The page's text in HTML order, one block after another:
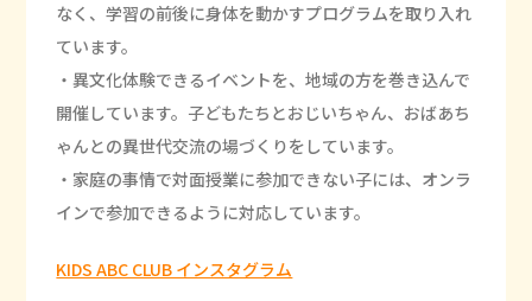
なく、学習の前後に身体を動かすプログラムを取り入れ
ています。
・異文化体験できるイベントを、地域の方を巻き込んで
開催しています。子どもたちとおじいちゃん、おばあち
ゃんとの異世代交流の場づくりをしています。
・家庭の事情で対面授業に参加できない子には、オンラ
インで参加できるように対応しています。
KIDS ABC CLUB インスタグラム